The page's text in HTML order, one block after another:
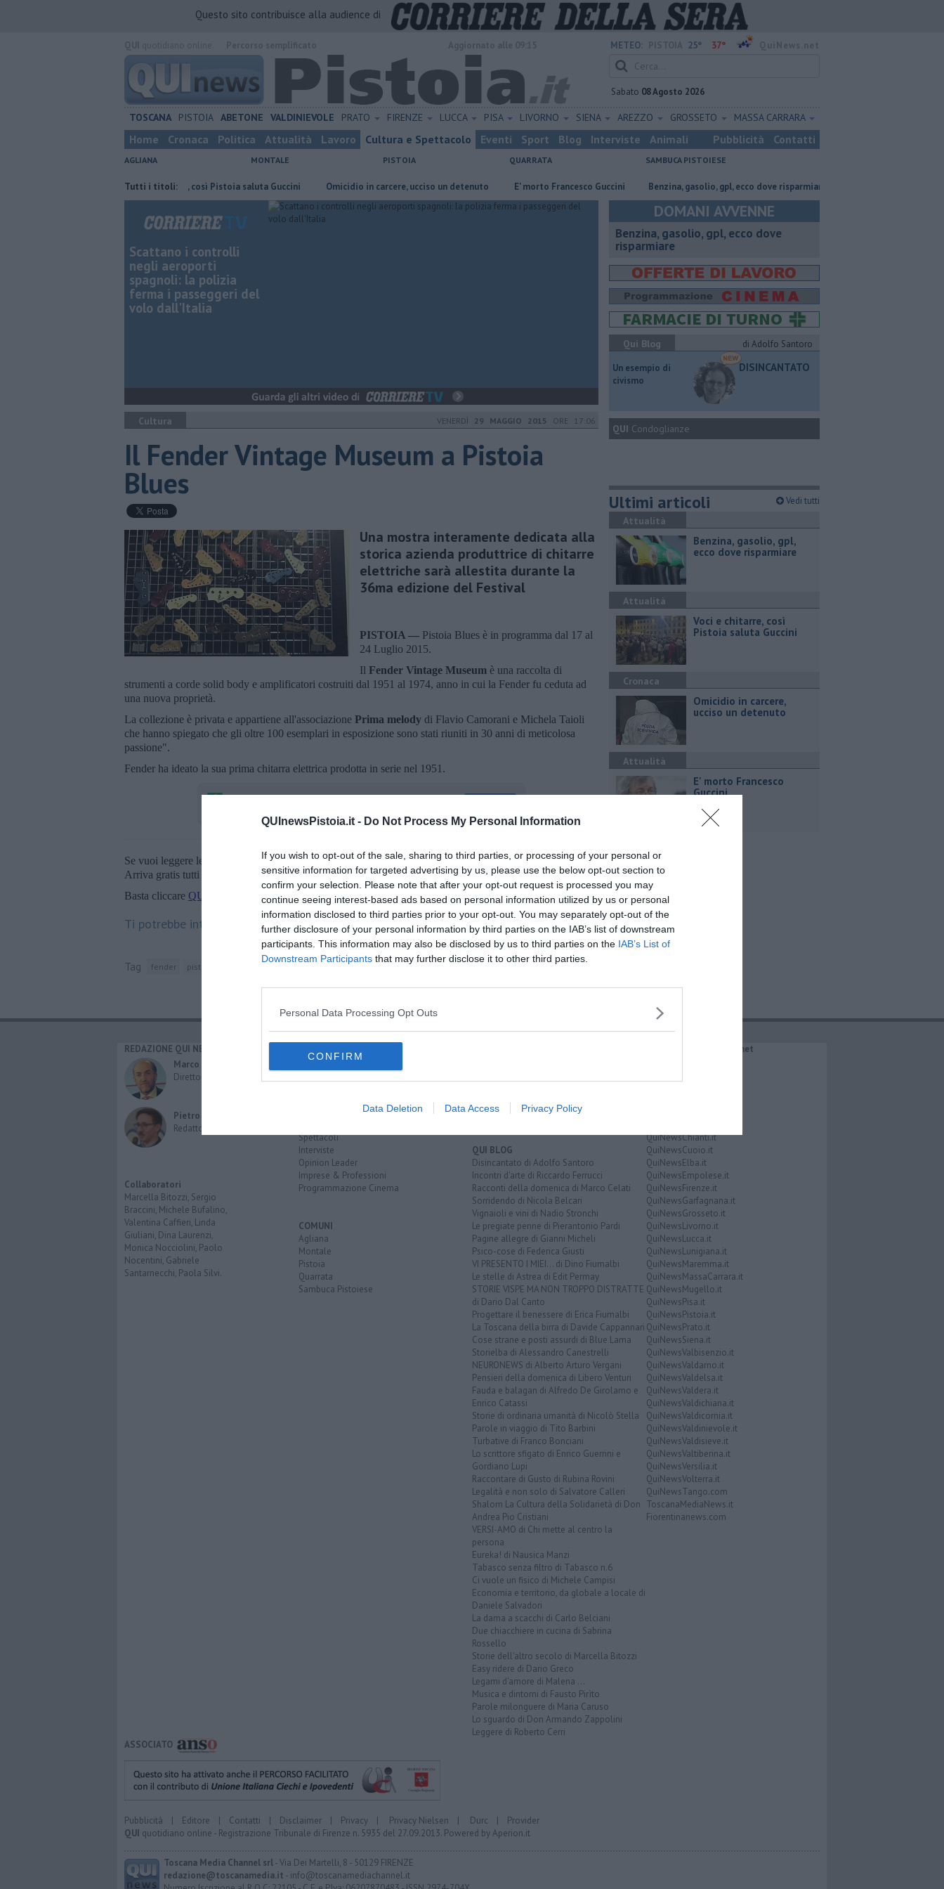
QUInewsPistoia.it - Do Not Process My Personal Information
If you wish to opt-out of the sale, sharing to third parties, or processing of your personal or
sensitive information for targeted advertising by us, please use the below opt-out section to
confirm your selection. Please note that after your opt-out request is processed you may
continue seeing interest-based ads based on personal information utilized by us or personal
information disclosed to third parties prior to your opt-out. You may separately opt-out of the
further disclosure of your personal information by third parties on the IAB’s list of downstream
participants. This information may also be disclosed by us to third parties on the IAB’s List of
Downstream Participants that may further disclose it to other third parties.
Personal Data Processing Opt Outs
CONFIRM
Data Deletion Data Access Privacy Policy
Questo sito contribuisce alla audience di
METEO: 25° 37°
Sabato 08 Agosto 2026
TOSCANA PISTOIA ABETONE VALDINIEVOLE PRATO FIRENZE LUCCA PISA LIVORNO SIENA AREZZO GROSSETO MASSA CARRARA
Home Cronaca Politica Attualità Lavoro Cultura e Spettacolo Eventi Sport Blog Interviste Animali Pubblicità Contatti
AGLIANA MONTALE PISTOIA QUARRATA SAMBUCA PISTOIESE
Tutti i titoli:
Voci e chitarre, così Pistoia saluta Guccini Omicidio in carcere, ucciso un detenuto E' morto Francesco Guccini ​Benzina, gasolio, gpl, ecco dove risparmiare
Scattano i controlli
negli aeroporti
spagnoli: la polizia
ferma i passeggeri del
volo dall'Italia
Cultura VENERDÌ 29 MAGGIO 2015 ORE 17:06
Il Fender Vintage Museum a Pistoia
Blues
Una mostra interamente dedicata alla
storica azienda produttrice di chitarre
elettriche sarà allestita durante la
36ma edizione del Festival
PISTOIA — Pistoia Blues è in programma dal 17 al
24 Luglio 2015.
Il Fender Vintage Museum è una raccolta di
strumenti a corde solid body e amplificatori costruiti dal 1951 al 1974, anno in cui la Fender fu ceduta ad
una nuova proprietà.
La collezione è privata e appartiene all'associazione Prima melody di Flavio Camorani e Michela Taioli
che hanno spiegato che gli oltre 100 esemplari in esposizione sono stati riuniti in 30 anni di meticolosa
passione".
Fender ha ideato la sua prima chitarra elettrica prodotta in serie nel 1951.
Se vuoi leggere le notizie principali della Toscana iscriviti allaNewsletter QUInews - ToscanaMedia.
Arriva gratis tutti i giorni alle 20:00 direttamente nella tua casella di posta.
Basta cliccare QUI
Ti potrebbe interessare anche:
Tag fender pistoia
DOMANI AVVENNE
​Benzina, gasolio, gpl, ecco dove
risparmiare
Qui Blog
di Adolfo Santoro
​Un esempio di
civismo
DISINCANTATO
QUI Condoglianze
Ultimi articoli Vedi tutti
Attualità
​Benzina, gasolio, gpl,
ecco dove risparmiare
Attualità
Voci e chitarre, così
Pistoia saluta Guccini
Cronaca
Omicidio in carcere,
ucciso un detenuto
Attualità
E' morto Francesco
Guccini
REDAZIONE QUI NEWS
Marco Migli
Direttore Responsabile
Pietro Mattonai
Redattore
Collaboratori
Marcella Bitozzi, Sergio
Braccini, Michele Bufalino,
Valentina Caffieri, Linda
Giuliani, Dina Laurenzi,
Monica Nocciolini, Paolo
Nocentini, Gabriele
Santarnecchi, Paola Silvi.
Cronaca
Politica
Spettacoli
Interviste
Opinion Leader
Imprese & Professioni
Programmazione Cinema
COMUNI
Agliana
Montale
Pistoia
Quarrata
Sambuca Pistoiese
Persone
QUI BLOG
Disincantato di Adolfo Santoro
Incontri d'arte di Riccardo Ferrucci
Racconti della domenica di Marco Celati
Sorridendo di Nicola Belcari
Vignaioli e vini di Nadio Stronchi
Le pregiate penne di Pierantonio Pardi
Pagine allegre di Gianni Micheli
Psico-cose di Federica Giusti
VI PRESENTO I MIEI... di Dino Fiumalbi
Le stelle di Astrea di Edit Permay
STORIE VISPE MA NON TROPPO DISTRATTE
di Dario Dal Canto
Progettare il benessere di Erica Fiumalbi
La Toscana della birra di Davide Cappannari
Cose strane e posti assurdi di Blue Lama
Storielba di Alessandro Canestrelli
NEURONEWS di Alberto Arturo Vergani
Pensieri della domenica di Libero Venturi
Fauda e balagan di Alfredo De Girolamo e
Enrico Catassi
Storie di ordinaria umanità di Nicolò Stella
Parole in viaggio di Tito Barbini
Turbative di Franco Bonciani
Lo scrittore sfigato di Enrico Guerrini e
Gordiano Lupi
Raccontare di Gusto di Rubina Rovini
Legalità e non solo di Salvatore Calleri
Shalom La Cultura della Solidarietà di Don
Andrea Pio Cristiani
VERSI-AMO di Chi mette al centro la
persona
Eureka! di Nausica Manzi
Tabasco senza filtro di Tabasco n.6
Ci vuole un fisico di Michele Campisi
Economia e territorio, da globale a locale di
Daniele Salvadori
La dama a scacchi di Carlo Belciani
Due chiacchiere in cucina di Sabrina
Rossello
Storie dell'altro secolo di Marcella Bitozzi
Easy ridere di Dario Greco
Legami d'amore di Malena ...
Musica e dintorni di Fausto Pirìto
Parole milonguere di Maria Caruso
Lo sguardo di Don Armando Zappolini
Leggere di Roberto Cerri
IL NETWORK QuiNews.net
QuiNewsChianti.it
QuiNewsCuoio.it
QuiNewsElba.it
QuiNewsEmpolese.it
QuiNewsFirenze.it
QuiNewsGarfagnana.it
QuiNewsGrosseto.it
QuiNewsLivorno.it
QuiNewsLucca.it
QuiNewsLunigiana.it
QuiNewsMaremma.it
QuiNewsMassaCarrara.it
QuiNewsMugello.it
QuiNewsPisa.it
QuiNewsPistoia.it
QuiNewsPrato.it
QuiNewsSiena.it
QuiNewsValbisenzio.it
QuiNewsValdarno.it
QuiNewsValdelsa.it
QuiNewsValdera.it
QuiNewsValdichiana.it
QuiNewsValdicornia.it
QuiNewsValdinievole.it
QuiNewsValdisieve.it
QuiNewsValtiberina.it
QuiNewsVersilia.it
QuiNewsVolterra.it
QuiNewsTango.com
ToscanaMediaNews.it
Fiorentinanews.com
ASSOCIATO
Pubblicità | Editore | Contatti | Disclaimer | Privacy | Privacy Nielsen | Durc | Provider
QUI quotidiano online - Registrazione Tribunale di Firenze n. 5935 del 27.09.2013. Powered byAperion.it
Toscana Media Channel srl- Via Dei Martelli, 8 - 50129 FIRENZE
redazione@toscanamedia.it - info@toscanamediachannel.it